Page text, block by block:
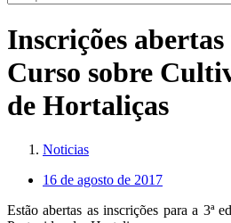
Inscrições
Curso sobre
de Hortaliças
Noticias
16 de agosto de 2017
Estão abertas as inscrições para a 3ª